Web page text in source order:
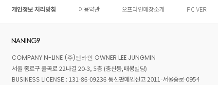
개인정보 처리방침 이용약관 오프라인매장소개 PC VER
COMPANY N-LINE (주)엔라인 OWNER LEE JUNGMIN
서울 종로구 율곡로 22나길 20-3, 5층 (충신동,매봉빌딩)
BUSINESS LICENSE : 131-86-09236 통신판매업신고 2011-서울종로-0954